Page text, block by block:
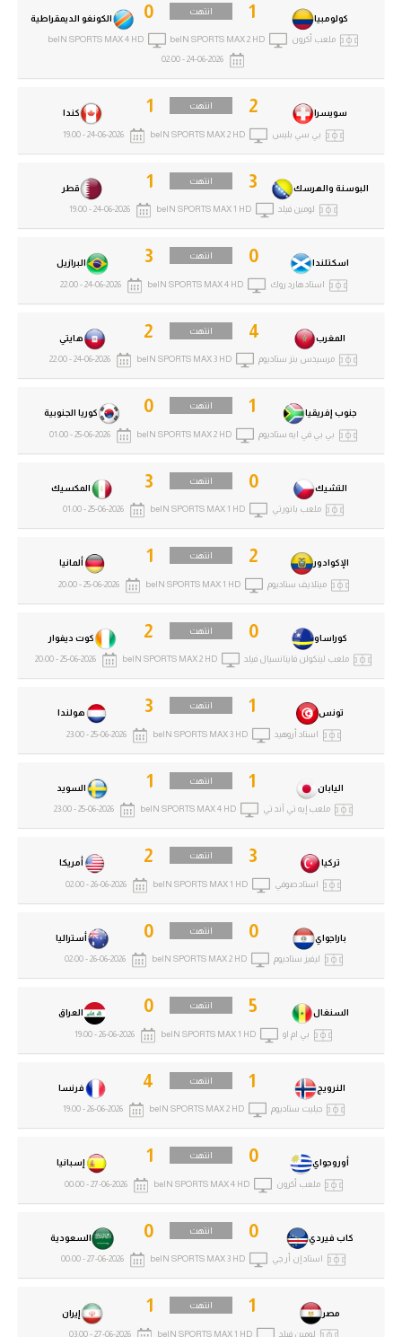
مصر 1 انتهت
إيران 1
لومين فيلد beIN SPORTS MAX 1 HD
27-06-2026 - 03:00
كاب فيردي 0 انتهت
السعودية 0
استاد إن أر جي beIN SPORTS MAX 3 HD
27-06-2026 - 00:00
أوروجواي 0 انتهت
إسبانيا 1
ملعب أكرون beIN SPORTS MAX 4 HD
27-06-2026 - 00:00
النرويج 1 انتهت
فرنسا 4
جيليت ستاديوم beIN SPORTS MAX 2 HD
26-06-2026 - 19:00
السنغال 5 انتهت
العراق 0
بي ام او beIN SPORTS MAX 1 HD
26-06-2026 - 19:00
باراجواي 0 انتهت
أستراليا 0
ليفيز ستاديوم beIN SPORTS MAX 2 HD
26-06-2026 - 02:00
تركيا 3 انتهت
أمريكا 2
استاد صوفي beIN SPORTS MAX 1 HD
26-06-2026 - 02:00
اليابان 1 انتهت
السويد 1
ملعب إيه تي آند تي beIN SPORTS MAX 4 HD
25-06-2026 - 23:00
تونس 1 انتهت
هولندا 3
استاد أروهيد beIN SPORTS MAX 3 HD
25-06-2026 - 23:00
كوراساو 0 انتهت
كوت ديفوار 2
ملعب لينكولن فاينانسيال فيلد beIN SPORTS MAX 2 HD
25-06-2026 - 20:00
الإكوادور 2 انتهت
ألمانيا 1
ميتلايف ستاديوم beIN SPORTS MAX 1 HD
25-06-2026 - 20:00
التشيك 0 انتهت
المكسيك 3
ملعب بانورتي beIN SPORTS MAX 1 HD
25-06-2026 - 01:00
جنوب إفريقيا 1 انتهت
كوريا الجنوبية 0
بي بي في ايه ستاديوم beIN SPORTS MAX 2 HD
25-06-2026 - 01:00
المغرب 4 انتهت
هايتي 2
مرسيدس بنز ستاديوم beIN SPORTS MAX 3 HD
24-06-2026 - 22:00
اسكتلندا 0 انتهت
البرازيل 3
استاد هارد روك beIN SPORTS MAX 4 HD
24-06-2026 - 22:00
البوسنة والهرسك 3 انتهت
قطر 1
لومين فيلد beIN SPORTS MAX 1 HD
24-06-2026 - 19:00
سويسرا 2 انتهت
كندا 1
بي سي بليس beIN SPORTS MAX 2 HD
24-06-2026 - 19:00
كولومبيا 1 انتهت
الكونغو الديمقراطية 0
ملعب أكرون beIN SPORTS MAX 2 HD
beIN SPORTS MAX 4 HD
24-06-2026 - 02:00